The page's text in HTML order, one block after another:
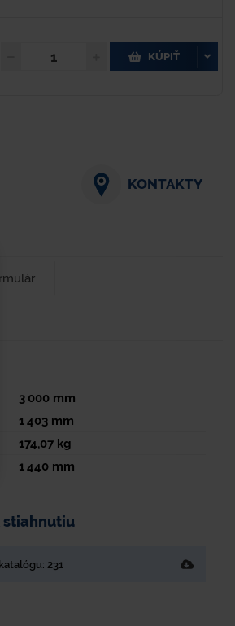
KÚPIŤ
KONTAKTY
3 000 mm
1 403 mm
174,07 kg
1 440 mm
stiahnutiu
231